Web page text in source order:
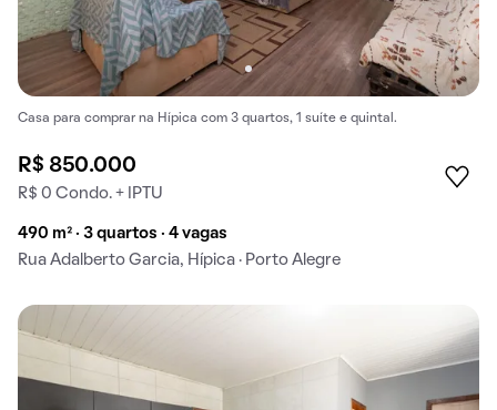
Casa para comprar na Hípica com 3 quartos, 1 suíte e quintal.
R$ 850.000
R$ 0 Condo. + IPTU
490 m² · 3 quartos · 4 vagas
Rua Adalberto Garcia, Hípica · Porto Alegre